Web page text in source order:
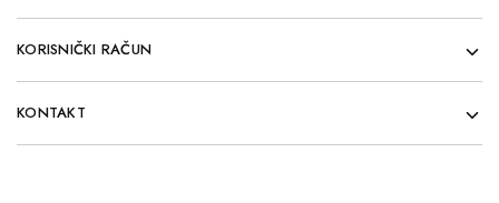
KORISNIČKI RAČUN
KONTAKT